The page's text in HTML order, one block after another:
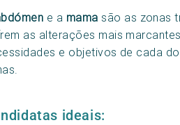
e a mama são as zonas
as alterações mais
e objetivos de cada
ideais: